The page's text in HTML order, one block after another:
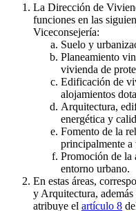
La Dirección de
funciones en las
Viceconsejería:
Suelo y
Planeamiento
vivienda de
Edificación de
alojamientos
Arquitectura,
energética y
Fomento de la
principalmente a
Promoción de la
entorno urbano.
En estas áreas,
y Arquitectura,
atribuye el artículo 8